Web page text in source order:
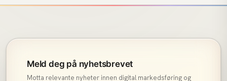
Meld deg på nyhetsbrevet
Motta relevante nyheter innen digital markedsføring og